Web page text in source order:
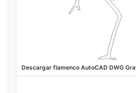
Descargar flamenco AutoCAD DWG